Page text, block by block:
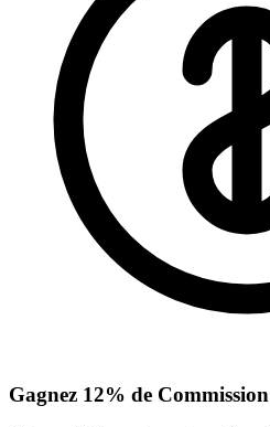
Gagnez 12% de Commission